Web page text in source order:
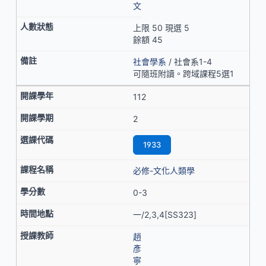
文
上限 50 現選 5
餘額 45
社會學系 / 社會系1-4
可隨班附讀。跨域課程5選1
112
2
1933
必修-文化人類學
0-3
一/2,3,4[SS323]
趙
彥
寧